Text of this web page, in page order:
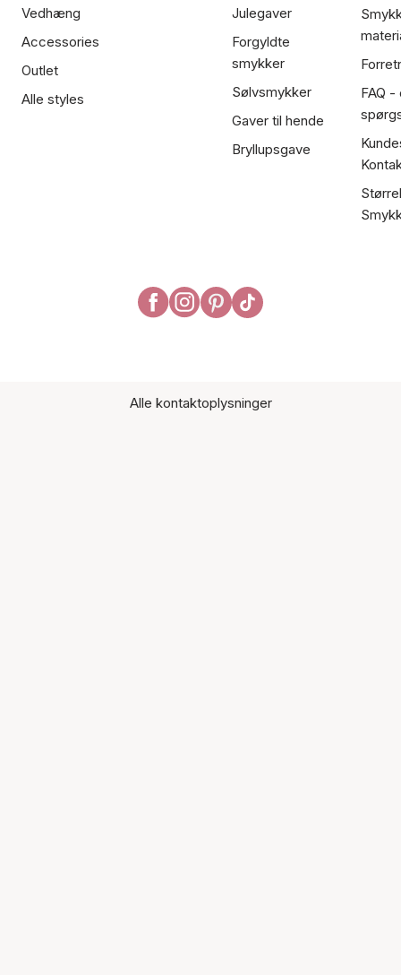
Vedhæng
Accessories
Outlet
Alle styles
Julegaver
Forgyldte
smykker
Sølvsmykker
Gaver til hende
Bryllupsgave
FAQ
Alle kontaktoplysninger